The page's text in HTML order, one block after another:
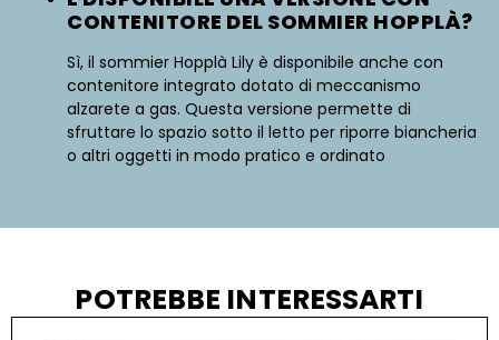
CONTENITORE DEL SOMMIER HOPPLÀ?
Sì, il sommier Hopplà Lily è disponibile anche con
contenitore integrato dotato di meccanismo
alzarete a gas. Questa versione permette di
sfruttare lo spazio sotto il letto per riporre biancheria
o altri oggetti in modo pratico e ordinato
POTREBBE INTERESSARTI